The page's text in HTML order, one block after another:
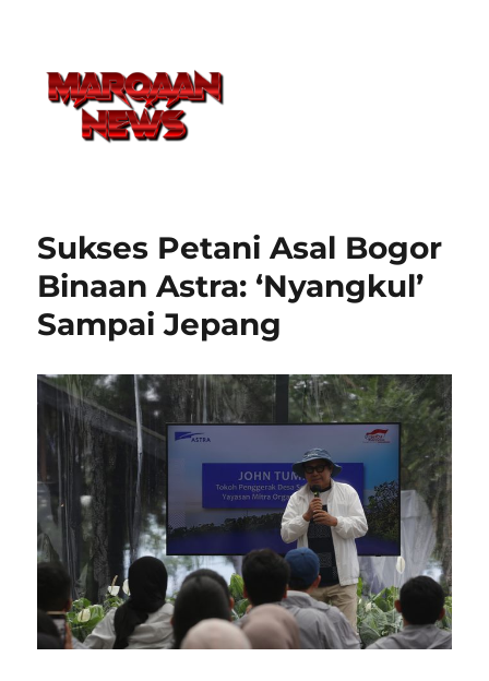
Sukses Petani Asal Bogor
Binaan Astra: ‘Nyangkul’
Sampai Jepang